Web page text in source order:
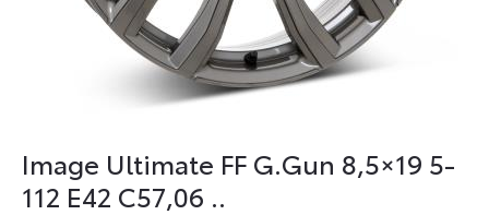
Image Ultimate FF G.Gun 8,5×19 5-
112 E42 C57,06 ..